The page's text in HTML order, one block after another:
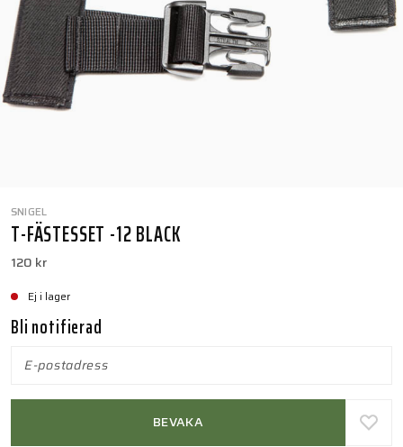
SNIGEL
T-FÄSTESSET -12 BLACK
120 kr
Ej i lager
Bli notifierad
BEVAKA